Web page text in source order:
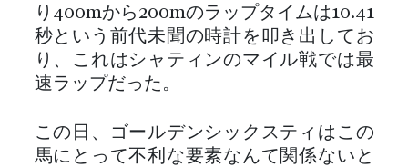
り400mから200mのラップタイムは10.41
秒という前代未聞の時計を叩き出してお
り、これはシャティンのマイル戦では最
速ラップだった。
この日、ゴールデンシックスティはこの
馬にとって不利な要素なんて関係ないと